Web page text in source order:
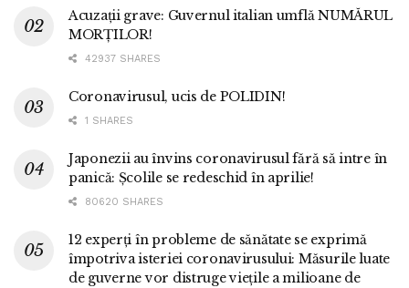
Acuzații grave: Guvernul italian umflă NUMĂRUL
MORȚILOR!
42937 SHARES
Coronavirusul, ucis de POLIDIN!
1 SHARES
Japonezii au învins coronavirusul fără să intre în
panică: Școlile se redeschid în aprilie!
80620 SHARES
12 experți în probleme de sănătate se exprimă
împotriva isteriei coronavirusului: Măsurile luate
de guverne vor distruge viețile a milioane de